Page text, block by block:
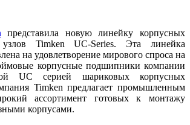
представила новую линейку корпусных
Timken UC-Series. Эта линейка
на удовлетворение мирового спроса на
корпусные подшипники компании
UC серией шариковых корпусных
Timken предлагает промышленным
ассортимент готовых к монтажу
корпусами.